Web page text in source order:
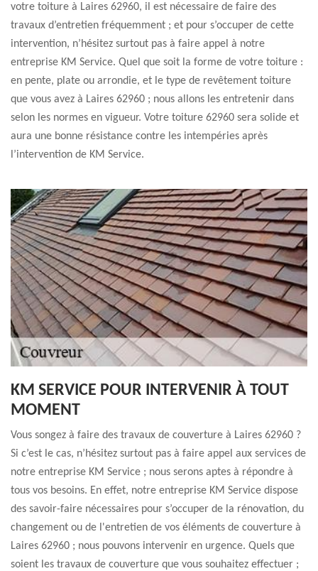
votre toiture à Laires 62960, il est nécessaire de faire des
travaux d’entretien fréquemment ; et pour s’occuper de cette
intervention, n’hésitez surtout pas à faire appel à notre
entreprise KM Service. Quel que soit la forme de votre toiture :
en pente, plate ou arrondie, et le type de revêtement toiture
que vous avez à Laires 62960 ; nous allons les entretenir dans
selon les normes en vigueur. Votre toiture 62960 sera solide et
aura une bonne résistance contre les intempéries après
l’intervention de KM Service.
KM SERVICE POUR INTERVENIR À TOUT
MOMENT
Vous songez à faire des travaux de couverture à Laires 62960 ?
Si c’est le cas, n’hésitez surtout pas à faire appel aux services de
notre entreprise KM Service ; nous serons aptes à répondre à
tous vos besoins. En effet, notre entreprise KM Service dispose
des savoir-faire nécessaires pour s’occuper de la rénovation, du
changement ou de l'entretien de vos éléments de couverture à
Laires 62960 ; nous pouvons intervenir en urgence. Quels que
soient les travaux de couverture que vous souhaitez effectuer ;